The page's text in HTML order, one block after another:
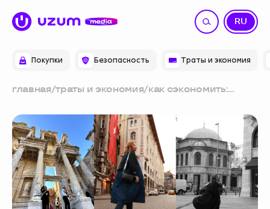
Покупки Безопасность Траты и экономия
RU
UZ
главная/траты и экономия/как сэкономить: